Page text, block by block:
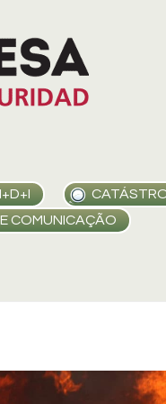
I+D+I
COMUNICAÇÃO